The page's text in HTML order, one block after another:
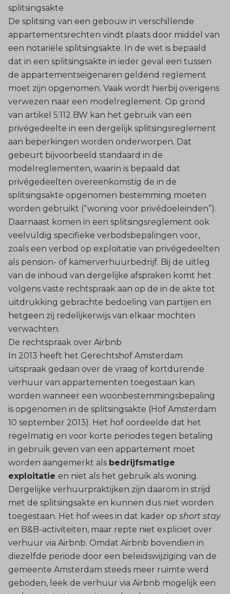
splitsingsakte
De splitsing van een gebouw in verschillende
appartementsrechten vindt plaats door middel van
een notariële splitsingsakte. In de wet is bepaald
dat in een splitsingsakte in ieder geval een tussen
de appartementseigenaren geldend reglement
moet zijn opgenomen. Vaak wordt hierbij overigens
verwezen naar een modelreglement. Op grond
van artikel 5:112 BW kan het gebruik van een
privégedeelte in een dergelijk splitsingsreglement
aan beperkingen worden onderworpen. Dat
gebeurt bijvoorbeeld standaard in de
modelreglementen, waarin is bepaald dat
privégedeelten overeenkomstig de in de
splitsingsakte opgenomen bestemming moeten
worden gebruikt (“woning voor privédoeleinden”).
Daarnaast komen in een splitsingsreglement ook
veelvuldig specifieke verbodsbepalingen voor,
zoals een verbod op exploitatie van privégedeelten
als pension- of kamerverhuurbedrijf. Bij de uitleg
van de inhoud van dergelijke afspraken komt het
volgens vaste rechtspraak aan op de in de akte tot
uitdrukking gebrachte bedoeling van partijen en
hetgeen zij redelijkerwijs van elkaar mochten
verwachten.
De rechtspraak over Airbnb
In 2013 heeft het Gerechtshof Amsterdam
uitspraak gedaan over de vraag of kortdurende
verhuur van appartementen toegestaan kan
worden wanneer een woonbestemmingsbepaling
is opgenomen in de splitsingsakte (Hof Amsterdam
10 september 2013). Het hof oordeelde dat het
regelmatig en voor korte periodes tegen betaling
in gebruik geven van een appartement moet
worden aangemerkt als bedrijfsmatige
exploitatie en niet als het gebruik als woning.
Dergelijke verhuurpraktijken zijn daarom in strijd
met de splitsingsakte en kunnen dus niet worden
toegestaan. Het hof wees in dat kader op short stay
en B&B-activiteiten, maar repte niet expliciet over
verhuur via Airbnb. Omdat Airbnb bovendien in
diezelfde periode door een beleidswijziging van de
gemeente Amsterdam steeds meer ruimte werd
geboden, leek de verhuur via Airbnb mogelijk een